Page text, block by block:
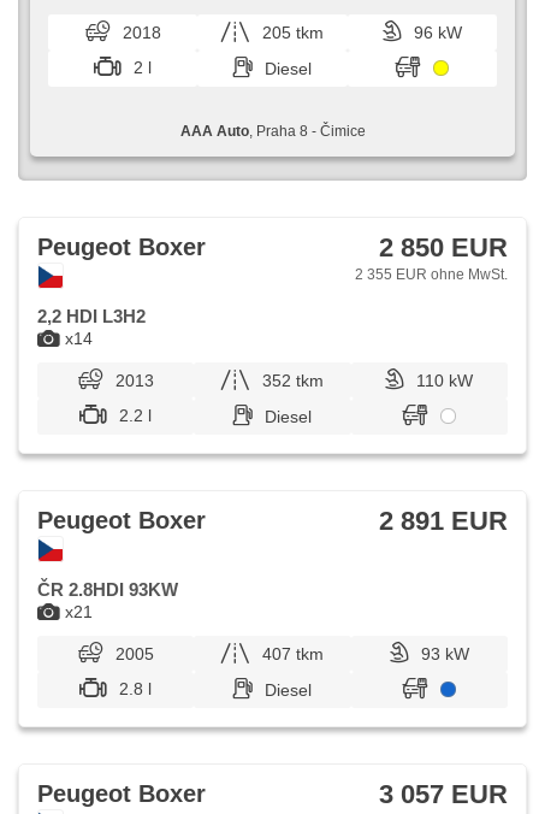
5,​99 m a výšku 2,​52 m. Nákla...
2018 205 tkm
96 kW
2 l
Diesel
AAA Auto, Praha 8 - Čimice
x14
Peugeot Boxer 2 850 EUR
2 355 EUR ohne MwSt.
2,2 HDI L3H2
2013 352 tkm
110 kW
2.2 l
Diesel
x21
Peugeot Boxer 2 891 EUR
ČR 2.8HDI 93KW
2005 407 tkm
93 kW
2.8 l
Diesel
Peugeot Boxer 3 057 EUR